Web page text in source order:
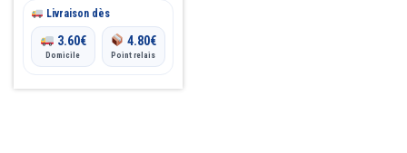
Livraison dès
3.60€
Domicile
4.80€
Point relais